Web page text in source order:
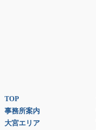
TOP
事務所案内
大宮エリア